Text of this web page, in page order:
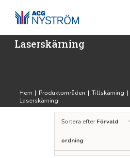
innehållet
Laserskärning
Hem | Produktområden | Tillskärning |
Laserskärning
Sortera efterFörvald
ordning
12 produkter